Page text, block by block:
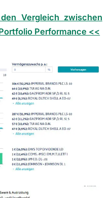
Vergleich zwischen
Performance <<